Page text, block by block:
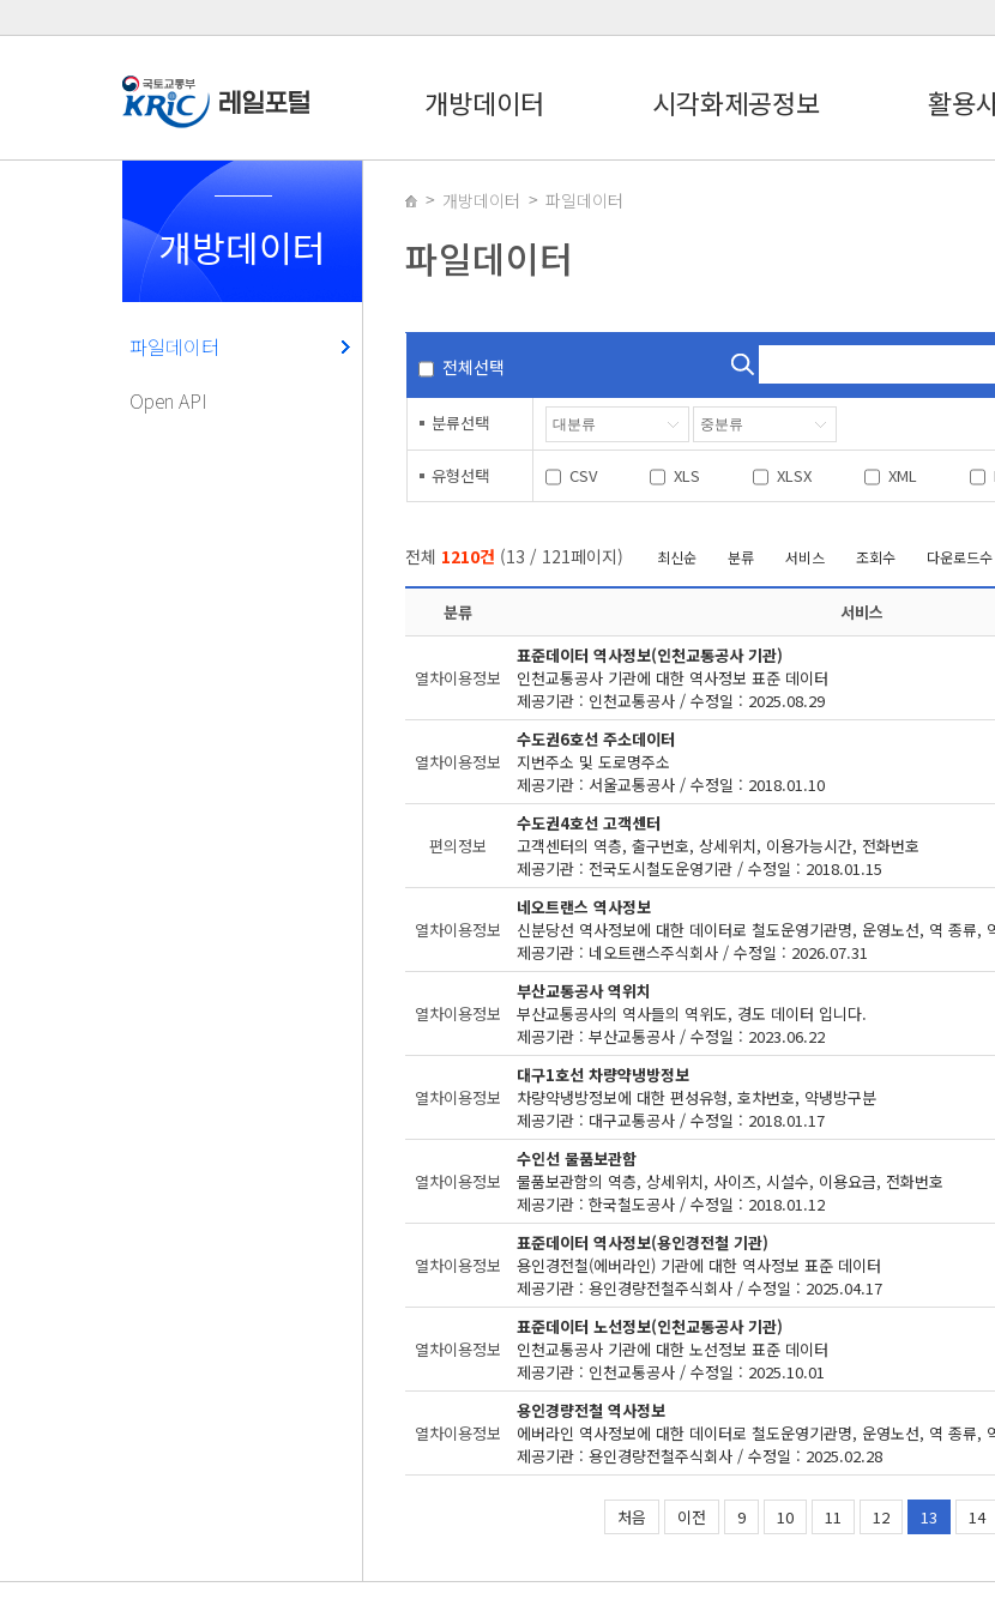
개방데이터 시각화제공정보 활용
개방데이터
파일데이터
Open API
개방데이터 파일데이터
파일데이터
전체선택
분류선택
유형선택 CSV XLS XLSX XML
전체 1210건 (13 / 121페이지) 최신순 분류 서비스 조회수 다운로드수
분류 서비스
열차이용정보
표준데이터 역사정보(인천교통공사 기관)
인천교통공사 기관에 대한 역사정보 표준 데이터
제공기관 : 인천교통공사 / 수정일 : 2025.08.29
열차이용정보
수도권6호선 주소데이터
지번주소 및 도로명주소
제공기관 : 서울교통공사 / 수정일 : 2018.01.10
편의정보
수도권4호선 고객센터
고객센터의 역층, 출구번호, 상세위치, 이용가능시간, 전화번호
제공기관 : 전국도시철도운영기관 / 수정일 : 2018.01.15
열차이용정보
네오트랜스 역사정보
제공기관 : 네오트랜스주식회사 / 수정일 : 2026.07.31
열차이용정보
부산교통공사 역위치
부산교통공사의 역사들의 역위도, 경도 데이터 입니다.
제공기관 : 부산교통공사 / 수정일 : 2023.06.22
열차이용정보
대구1호선 차량약냉방정보
차량약냉방정보에 대한 편성유형, 호차번호, 약냉방구분
제공기관 : 대구교통공사 / 수정일 : 2018.01.17
열차이용정보
수인선 물품보관함
물품보관함의 역층, 상세위치, 사이즈, 시설수, 이용요금, 전화번호
제공기관 : 한국철도공사 / 수정일 : 2018.01.12
열차이용정보
표준데이터 역사정보(용인경전철 기관)
용인경전철(에버라인) 기관에 대한 역사정보 표준 데이터
제공기관 : 용인경량전철주식회사 / 수정일 : 2025.04.17
열차이용정보
표준데이터 노선정보(인천교통공사 기관)
인천교통공사 기관에 대한 노선정보 표준 데이터
제공기관 : 인천교통공사 / 수정일 : 2025.10.01
열차이용정보
용인경량전철 역사정보
제공기관 : 용인경량전철주식회사 / 수정일 : 2025.02.28
처음 이전 9 10 11 12 13 14